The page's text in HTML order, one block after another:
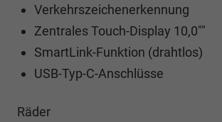
Verkehrszeichenerkennung
Zentrales Touch-Display 10,0""
SmartLink-Funktion (drahtlos)
USB-Typ-C-Anschlüsse
Räder